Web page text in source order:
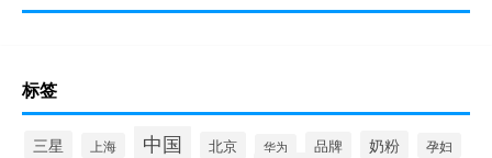
标签
三星 上海 中国 北京 华为 品牌 奶粉 孕妇